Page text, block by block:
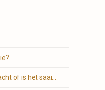
of is het saai…